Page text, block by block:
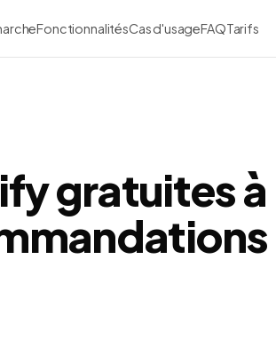
FonctionnalitésCas d'usageFAQTarifs
gratuites à